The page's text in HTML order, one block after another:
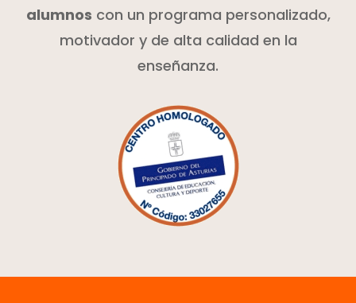
alumnos con un programa personalizado,
motivador y de alta calidad en la
enseñanza.